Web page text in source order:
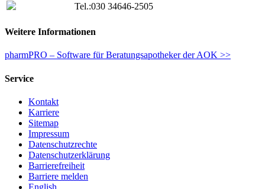
Tel.:030 34646-2505
Weitere Informationen
pharmPRO – Software für Beratungsapotheker der AOK >>
Service
Kontakt
Karriere
Sitemap
Impressum
Datenschutzrechte
Datenschutzerklärung
Barrierefreiheit
Barriere melden
English